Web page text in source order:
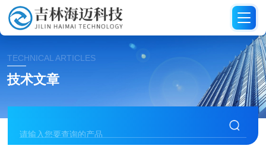
TECHNICAL ARTICLES
技术文章